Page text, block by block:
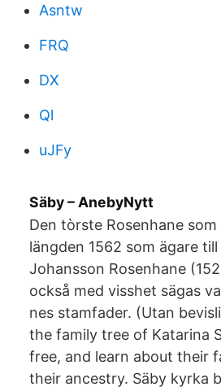
Asntw
FRQ
DX
Ql
uJFy
Säby – AnebyNytt
Den tòrste Rosenhane
längden 1562 som ägare
Johansson Rosenhane
också med visshet sägas
nes stamfader. (Utan
the family tree of Katarina
free, and learn about their
their ancestry. Säby kyrka